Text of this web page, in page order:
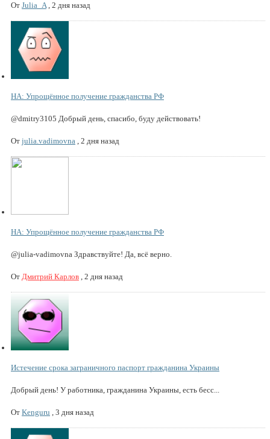
От Julia_A, 2 дня назад
НА: Упрощённое получение гражданства РФ
@dmitry3105 Добрый день, спасибо, буду действовать!
От julia.vadimovna , 2 дня назад
НА: Упрощённое получение гражданства РФ
@julia-vadimovna Здравствуйте! Да, всё верно.
От Дмитрий Карлов , 2 дня назад
Истечение срока заграничного паспорт гражданина Украины
Добрый день! У работника, гражданина Украины, есть бесс...
От Kenguru , 3 дня назад